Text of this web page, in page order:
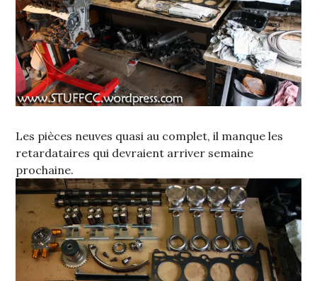
Les pièces neuves quasi au complet, il manque les
retardataires qui devraient arriver semaine
prochaine.